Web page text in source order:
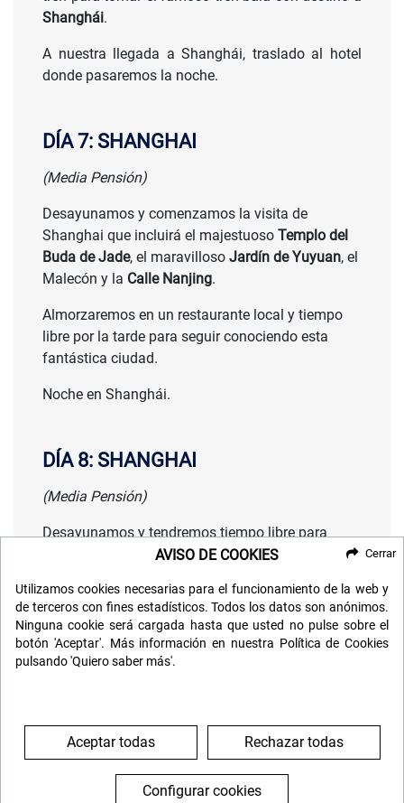
Shanghái.
A nuestra llegada a Shanghái, traslado al hotel
donde pasaremos la noche.
DÍA 7: SHANGHAI
(Media Pensión)
Desayunamos y comenzamos la visita de
Shanghai que incluirá el majestuoso Templo del
Buda de Jade, el maravilloso Jardín de Yuyuan, el
Malecón y la Calle Nanjing.
Almorzaremos en un restaurante local y tiempo
libre por la tarde para seguir conociendo esta
fantástica ciudad.
Noche en Shanghái.
DÍA 8: SHANGHAI
(Media Pensión)
Desayunamos y tendremos tiempo libre para
seguir conociendo y descubriendo la magnífica
Noche en Shanghái.
Tras el desayuno tiempo para preparar nuestro
regreso hasta las 12:00 hrs. que es hasta la hora
que tendremos disponible nuestra habitación.
AVISO DE COOKIES
Utilizamos cookies necesarias para el funcionamiento de la web y
de terceros con fines estadísticos. Todos los datos son anónimos.
Ninguna cookie será cargada hasta que usted no pulse sobre el
botón 'Aceptar'. Más información en nuestra Política de Cookies
pulsando 'Quiero saber más'.
Aceptar todas Rechazar todas
Configurar cookies
Cerrar